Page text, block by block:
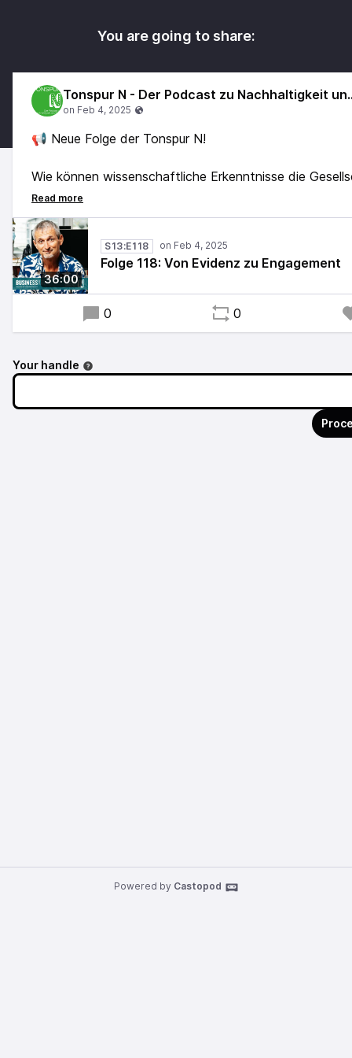
You are going to share:
Tonspur N -
📢 Neue Folge der Tonspur N!
Wie können wissenschaftliche Erkenntnisse die
erreichen? Hans-Peter Hutter von der MedUni Wien
die Rolle der Umweltmedizin als Brücke zwischen
Öffentlichkeit. Als Mitbegründer von "Doctors for
zeigt er, wie man komplexe Zusammenhänge
und Gesundheit verständlich macht.
#TonspurN #Umweltmedizin #Nachhaltigkeit
36:00
S13:E118
Folge 118: Von Evidenz zu Engagement
0 0
Your handle
Powered by Castopod